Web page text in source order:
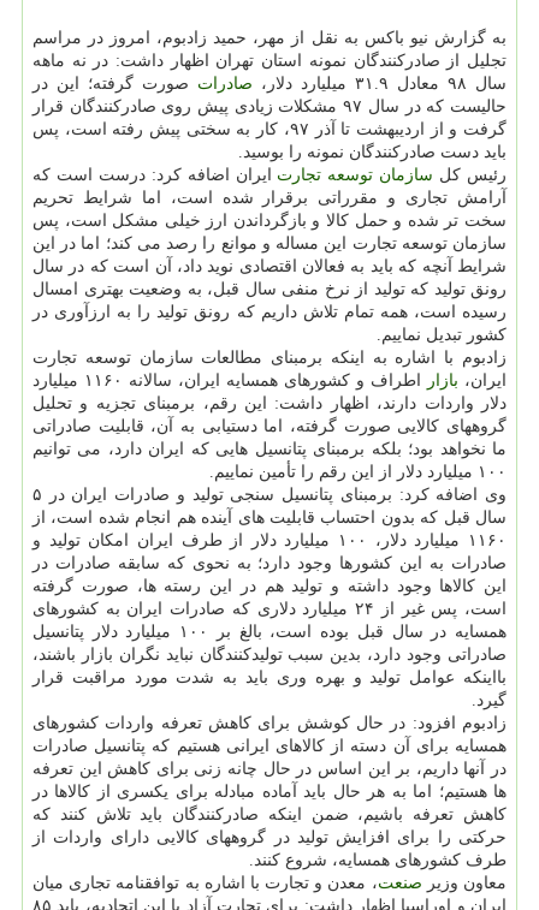
به گزارش نیو باكس به نقل از مهر، حمید زادبوم، امروز در مراسم
تجلیل از صادركنندگان نمونه استان تهران اظهار داشت: در نه ماهه
سال ۹۸ معادل ۳۱.۹ میلیارد دلار،
صادرات صورت گرفته؛ این در
حالیست كه در سال ۹۷ مشكلات زیادی پیش روی صادركنندگان قرار
گرفت و از اردیبهشت تا آذر ۹۷، كار به سختی پیش رفته است، پس
باید دست صادركنندگان نمونه را بوسید.
رئیس كل سازمان توسعه تجارت ایران اضافه كرد: درست است كه
آرامش تجاری و مقرراتی برقرار شده است، اما شرایط تحریم
سخت تر شده و حمل كالا و بازگرداندن ارز خیلی مشكل است، پس
سازمان توسعه تجارت این مساله و موانع را رصد می كند؛ اما در این
شرایط آنچه كه باید به فعالان اقتصادی نوید داد، آن است كه در سال
رونق تولید كه تولید از نرخ منفی سال قبل، به وضعیت بهتری امسال
رسیده است، همه تمام تلاش داریم كه رونق تولید را به ارزآوری در
كشور تبدیل نماییم.
زادبوم با اشاره به اینكه برمبنای مطالعات سازمان توسعه تجارت
ایران، بازار
اطراف و كشورهای همسایه ایران، سالانه ۱۱۶۰ میلیارد
دلار واردات دارند، اظهار داشت: این رقم، برمبنای تجزیه و تحلیل
گروههای كالایی صورت گرفته، اما دستیابی به آن، قابلیت صادراتی
ما نخواهد بود؛ بلكه برمبنای پتانسیل هایی كه ایران دارد، می توانیم
۱۰۰ میلیارد دلار از این رقم را تأمین نماییم.
وی اضافه كرد: برمبنای پتانسیل سنجی تولید و صادرات ایران در ۵
سال قبل كه بدون احتساب قابلیت های آینده هم انجام شده است، از
۱۱۶۰ میلیارد دلار، ۱۰۰ میلیارد دلار از طرف ایران امكان تولید و
صادرات به این كشورها وجود دارد؛ به نحوی كه سابقه صادرات در
این كالاها وجود داشته و تولید هم در این رسته ها، صورت گرفته
است، پس غیر از ۲۴ میلیارد دلاری كه صادرات ایران به كشورهای
همسایه در سال قبل بوده است، بالغ بر ۱۰۰ میلیارد دلار پتانسیل
صادراتی وجود دارد، بدین سبب تولیدكنندگان نباید نگران بازار باشند،
بااینكه عوامل تولید و بهره وری باید به شدت مورد مراقبت قرار
گیرد.
زادبوم افزود: در حال كوشش برای كاهش تعرفه واردات كشورهای
همسایه برای آن دسته از كالاهای ایرانی هستیم كه پتانسیل صادرات
در آنها داریم، بر این اساس در حال چانه زنی برای كاهش این تعرفه
ها هستیم؛ اما به هر حال باید آماده مبادله برای یكسری از كالاها در
كاهش تعرفه باشیم، ضمن اینكه صادركنندگان باید تلاش كنند كه
حركتی را برای افزایش تولید در گروههای كالایی دارای واردات از
طرف كشورهای همسایه، شروع كنند.
معاون وزیر صنعت، معدن و تجارت با اشاره به توافقنامه تجاری میان
ایران و اوراسیا اظهار داشت: برای تجارت آزاد با این اتحادیه، باید ۸۵